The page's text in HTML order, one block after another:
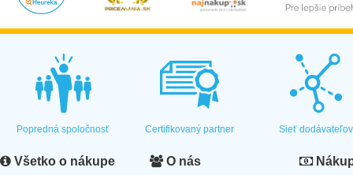
Popredná spoločnosť Certifikovaný partner Sieť dodávateľov
Všetko o nákupe O nás